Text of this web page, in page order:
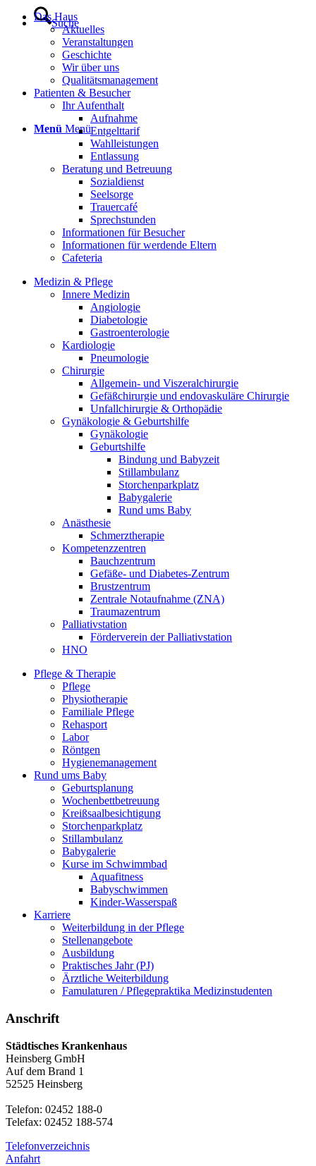
Suche
Menü Menü
Das Haus
Aktuelles
Veranstaltungen
Geschichte
Wir über uns
Qualitätsmanagement
Patienten & Besucher
Ihr Aufenthalt
Aufnahme
Entgelttarif
Wahlleistungen
Entlassung
Beratung und Betreuung
Sozialdienst
Seelsorge
Trauercafé
Sprechstunden
Informationen für Besucher
Informationen für werdende Eltern
Cafeteria
Medizin & Pflege
Innere Medizin
Angiologie
Diabetologie
Gastroenterologie
Kardiologie
Pneumologie
Chirurgie
Allgemein- und Viszeralchirurgie
Gefäßchirurgie und endovaskuläre Chirurgie
Unfallchirurgie & Orthopädie
Gynäkologie & Geburtshilfe
Gynäkologie
Geburtshilfe
Bindung und Babyzeit
Stillambulanz
Storchenparkplatz
Babygalerie
Rund ums Baby
Anästhesie
Schmerztherapie
Kompetenzzentren
Bauchzentrum
Gefäße- und Diabetes-Zentrum
Brustzentrum
Zentrale Notaufnahme (ZNA)
Traumazentrum
Palliativstation
Förderverein der Palliativstation
HNO
Pflege & Therapie
Pflege
Physiotherapie
Familiale Pflege
Rehasport
Labor
Röntgen
Hygienemanagement
Rund ums Baby
Geburtsplanung
Wochenbettbetreuung
Kreißsaalbesichtigung
Storchenparkplatz
Stillambulanz
Babygalerie
Kurse im Schwimmbad
Aquafitness
Babyschwimmen
Kinder-Wasserspaß
Karriere
Weiterbildung in der Pflege
Stellenangebote
Ausbildung
Praktisches Jahr (PJ)
Ärztliche Weiterbildung
Famulaturen / Pflegepraktika Medizinstudenten
Anschrift
Städtisches Krankenhaus
Heinsberg GmbH
Auf dem Brand 1
52525 Heinsberg
Telefon: 02452 188-0
Telefax: 02452 188-574
Telefonverzeichnis
Anfahrt